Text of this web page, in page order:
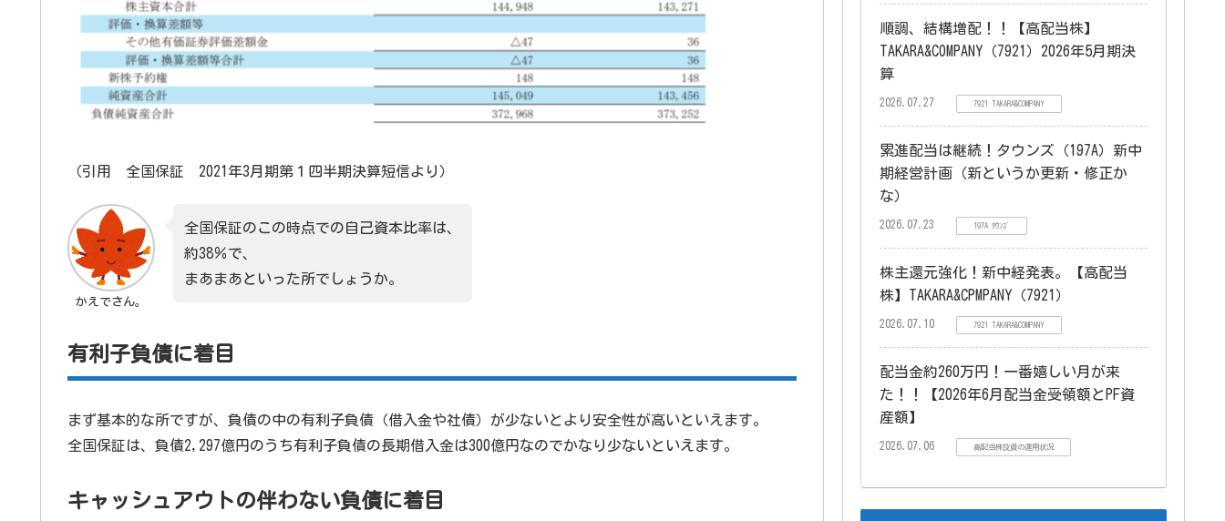
（引用 全国保証 2021年3月期第１四半期決算短信より）
かえでさん。
全国保証のこの時点での自己資本比率は、
約38％で、
まあまあといった所でしょうか。
有利子負債に着目
まず基本的な所ですが、負債の中の有利子負債（借入金や社債）が少ないとより安全性が高いといえます。
全国保証は、負債2,297億円のうち有利子負債の長期借入金は300億円なのでかなり少ないといえます。
キャッシュアウトの伴わない負債に着目
順調、結構増配！！【高配当株】
TAKARA&COMPANY（7921）2026年5月期決
算
2026.07.27 7921 TAKARA&COMPANY
累進配当は継続！タウンズ（197A）新中
期経営計画（新というか更新・修正か
な）
2026.07.23 197A ﾀｳﾝｽﾞ
株主還元強化！新中経発表。【高配当
株】TAKARA&CPMPANY（7921）
2026.07.10 7921 TAKARA&COMPANY
配当金約260万円！一番嬉しい月が来
た！！【2026年6月配当金受領額とPF資
産額】
2026.07.06 高配当株投資の運用状況